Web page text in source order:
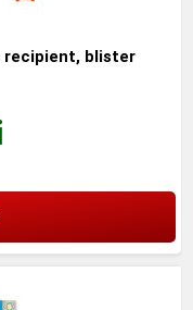
recipient, blister